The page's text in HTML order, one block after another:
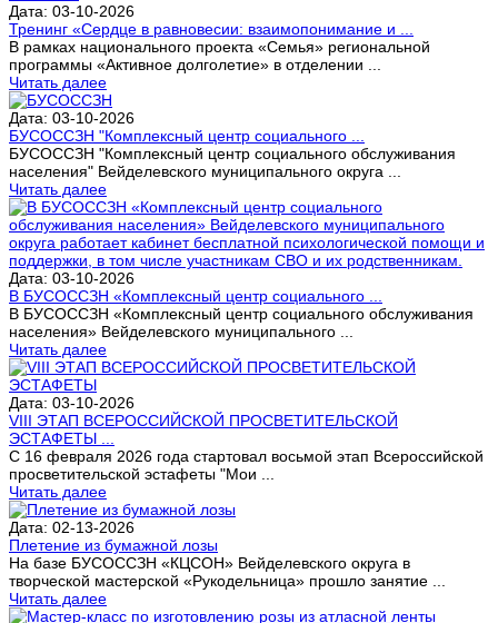
Дата: 03-10-2026
Тренинг «Сердце в равновесии: взаимопонимание и ...
В рамках национального проекта «Семья» региональной
программы «Активное долголетие» в отделении ...
Читать далее
Дата: 03-10-2026
БУСОССЗН "Комплексный центр социального ...
БУСОССЗН "Комплексный центр социального обслуживания
населения" Вейделевского муниципального округа ...
Читать далее
Дата: 03-10-2026
В БУСОССЗН «Комплексный центр социального ...
В БУСОССЗН «Комплексный центр социального обслуживания
населения» Вейделевского муниципального ...
Читать далее
Дата: 03-10-2026
VIII ЭТАП ВСЕРОССИЙСКОЙ ПРОСВЕТИТЕЛЬСКОЙ
ЭСТАФЕТЫ ...
С 16 февраля 2026 года стартовал восьмой этап Всероссийской
просветительской эстафеты "Мои ...
Читать далее
Дата: 02-13-2026
Плетение из бумажной лозы
На базе БУСОССЗН «КЦСОН» Вейделевского округа в
творческой мастерской «Рукодельница» прошло занятие ...
Читать далее